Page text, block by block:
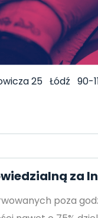
25 Łódź 90-
za
poza